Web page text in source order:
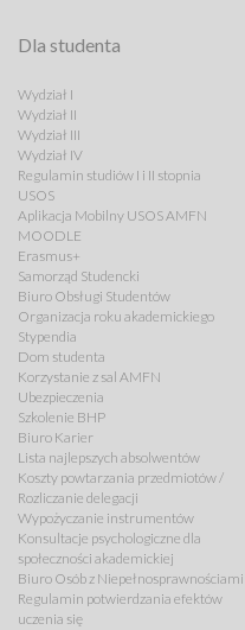
Dla studenta
Wydział I
Wydział II
Wydział III
Wydział IV
Regulamin studiów I i II stopnia
USOS
Aplikacja Mobilny USOS AMFN
MOODLE
Erasmus+
Samorząd Studencki
Biuro Obsługi Studentów
Organizacja roku akademickiego
Stypendia
Dom studenta
Korzystanie z sal AMFN
Ubezpieczenia
Szkolenie BHP
Biuro Karier
Lista najlepszych absolwentów
Koszty powtarzania przedmiotów /
Rozliczanie delegacji
Wypożyczanie instrumentów
Konsultacje psychologiczne dla
społeczności akademickiej
Biuro Osób z Niepełnosprawnościami
Regulamin potwierdzania efektów
uczenia się